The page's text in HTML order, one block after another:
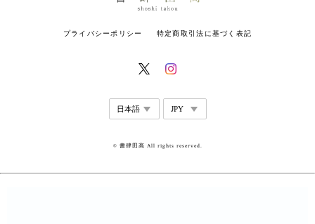
プライバシーポリシー 特定商取引法に基づく表記
© 書肆田高 All rights reserved.